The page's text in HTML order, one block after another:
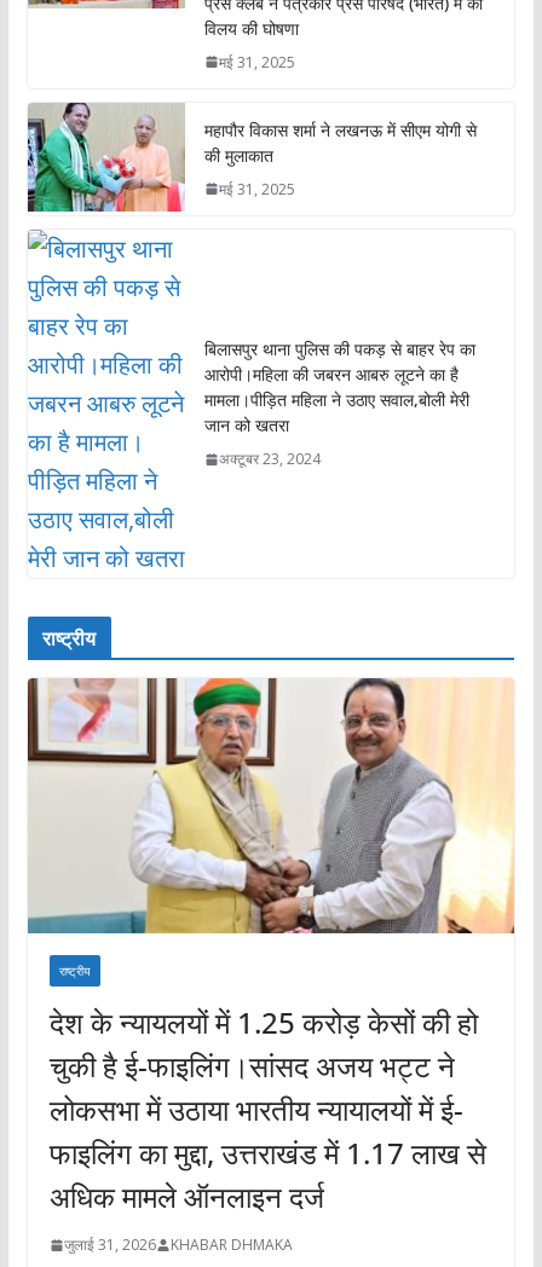
विलय की घोषणा
मई 31, 2025
महापौर विकास शर्मा ने लखनऊ में सीएम योगी से
की मुलाकात
मई 31, 2025
बिलासपुर थाना पुलिस की पकड़ से बाहर रेप का
आरोपी।महिला की जबरन आबरु लूटने का है
मामला।पीड़ित महिला ने उठाए सवाल,बोली मेरी
जान को खतरा
अक्टूबर 23, 2024
राष्ट्रीय
राष्ट्रीय
देश के न्यायलयों में 1.25 करोड़ केसों की हो
चुकी है ई-फाइलिंग।सांसद अजय भट्ट ने
लोकसभा में उठाया भारतीय न्यायालयों में ई-
फाइलिंग का मुद्दा, उत्तराखंड में 1.17 लाख से
अधिक मामले ऑनलाइन दर्ज
जुलाई 31, 2026 KHABAR DHMAKA